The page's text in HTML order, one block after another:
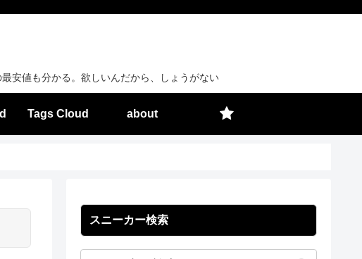
安値も分かる。欲しいんだから、しょうがない
Tags Cloud about
スニーカー検索